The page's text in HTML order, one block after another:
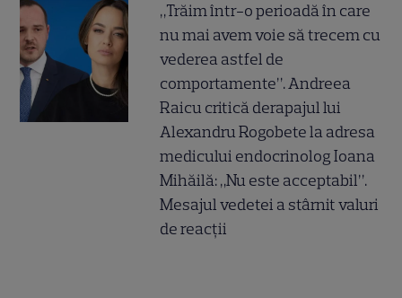
„Trăim într-o perioadă în care
nu mai avem voie să trecem cu
vederea astfel de
comportamente”. Andreea
Raicu critică derapajul lui
Alexandru Rogobete la adresa
medicului endocrinolog Ioana
Mihăilă: „Nu este acceptabil”.
Mesajul vedetei a stârnit valuri
de reacții